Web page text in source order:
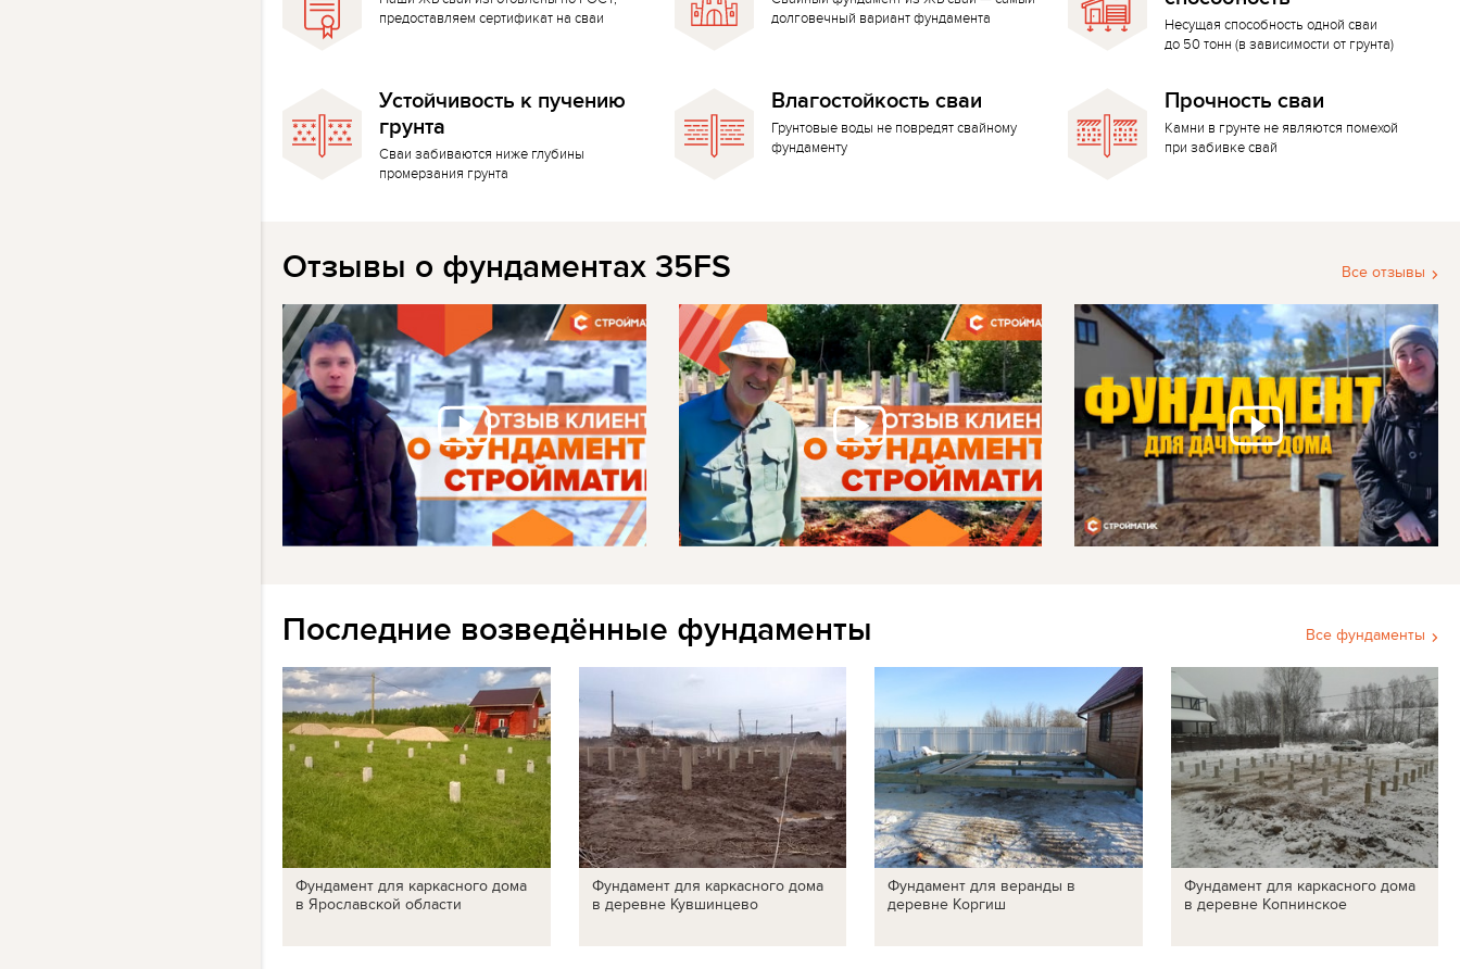
предоставляем сертификат на сваи
долговечный вариант фундамента
Несущая способность одной сваи
до 50 тонн (в зависимости от грунта)
Устойчивость к пучению
грунта
Сваи забиваются ниже глубины
промерзания грунта
Влагостойкость сваи
Грунтовые воды не повредят свайному
фундаменту
Прочность сваи
Камни в грунте не являются помехой
при забивке свай
Все отзывы
Отзывы о фундаментах 35FS
Все фундаменты
Последние возведённые фундаменты
Фундамент для каркасного дома
в Ярославской области
Фундамент для каркасного дома
в деревне Кувшинцево
Фундамент для веранды в
деревне Коргиш
Фундамент для каркасного дома
в деревне Копнинское